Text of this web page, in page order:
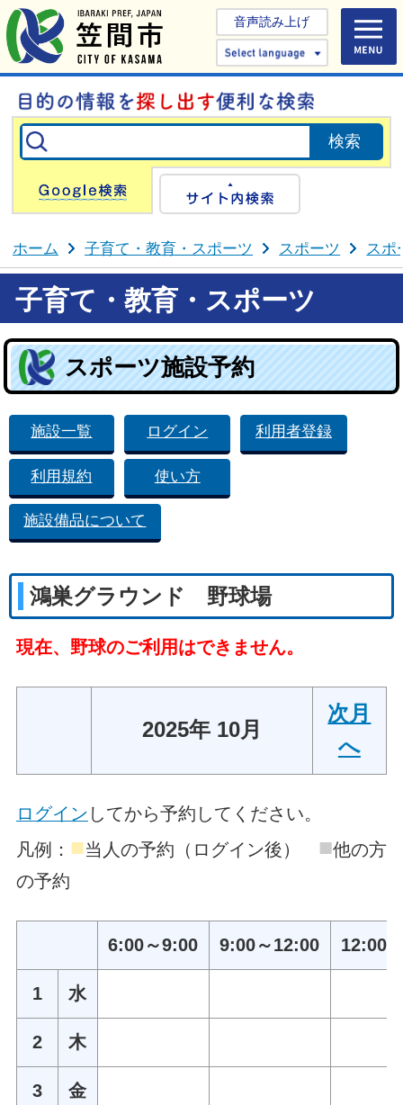
音声読み上げ
Select
Google検索
ホーム 子育て・教育・スポーツ スポーツ スポ
子育て・教育・スポーツ
スポーツ施設予約
施設一覧 ログイン 利用者登録
利用規約 使い方
施設備品について
鴻巣グラウンド 野球場
現在、野球のご利用はできません。
2025年 10月
次月
へ
ログイン してから予約してください。
凡例： ■当人の予約（ログイン後） ■他の方
の予約
6:00～9:00 9:00～12:00 12:00
1 水
2 木
3 金